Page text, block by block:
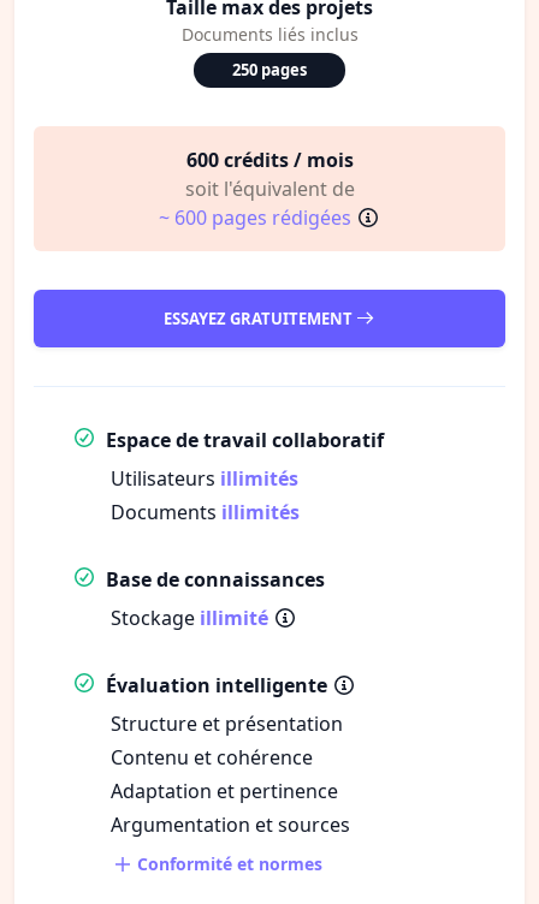
Taille max des projets
Documents liés inclus
250 pages
600 crédits / mois
soit l'équivalent de
~ 600 pages rédigées
ESSAYEZ GRATUITEMENT
Espace de travail collaboratif
Utilisateurs illimités
Documents illimités
Base de connaissances
Stockage illimité
Évaluation intelligente
Structure et présentation
Contenu et cohérence
Adaptation et pertinence
Argumentation et sources
Conformité et normes